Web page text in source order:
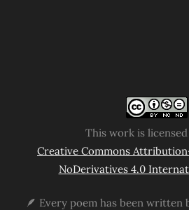
This work is
Creative Commons
NoDerivatives 4.0
🪶 Every poem has been written